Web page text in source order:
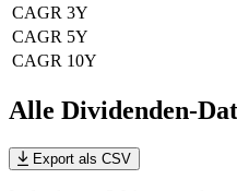
CAGR 3Y
CAGR 5Y
CAGR 10Y
Alle Dividenden-
Export als CSV